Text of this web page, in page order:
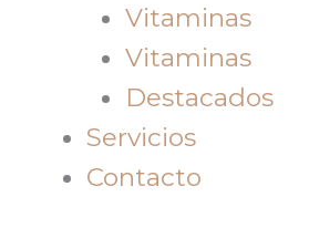
Vitaminas
Vitaminas
Destacados
Servicios
Contacto